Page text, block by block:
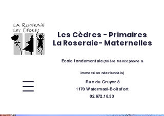
Ecole fondamentale(filière francophone &
immersion néerlandais)
Rue du Gruyer 8
1170 Watermael-Boitsfort
02.672.18.33
Les Cèdres - Primaires
La Roseraie- Maternelles